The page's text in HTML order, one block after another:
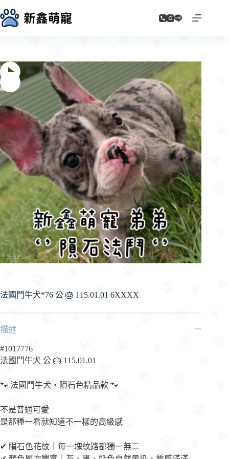
至
容
法國鬥牛犬*76 公 🎂 115.01.01 6XXXX
描述
#1017776
法國鬥牛犬 公 🎂 115.01.01
🐾 法國鬥牛犬・隕石色精品款 🐾
不是普通可愛
是那種一看就知道不一樣的高級感
✔ 隕石色花紋｜每一塊紋路都獨一無二